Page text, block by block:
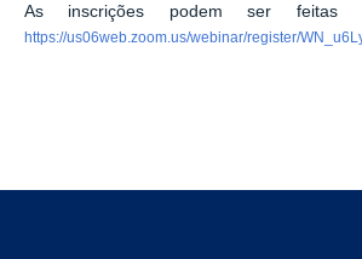
As inscrições podem ser feitas
https://us06web.zoom.us/webinar/register/